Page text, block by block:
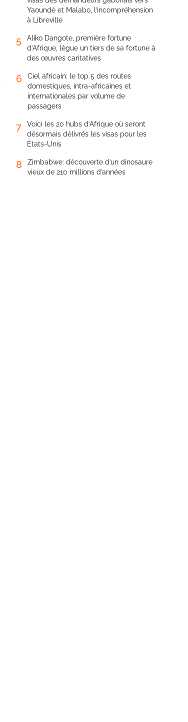
Yaoundé et Malabo, l’incompréhension
à Libreville
5
Aliko Dangote, première fortune
d’Afrique, lègue un tiers de sa fortune à
des œuvres caritatives
6
Ciel africain: le top 5 des routes
domestiques, intra-africaines et
internationales par volume de
passagers
7
Voici les 20 hubs d’Afrique où seront
désormais délivrés les visas pour les
États-Unis
8
Zimbabwe: découverte d’un dinosaure
vieux de 210 millions d’années